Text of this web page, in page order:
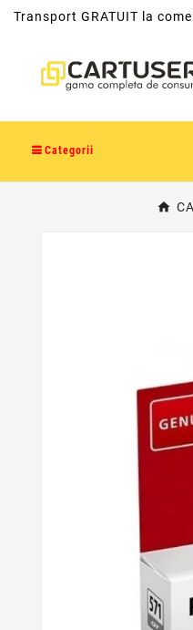
Transport GRATUIT la
Categorii